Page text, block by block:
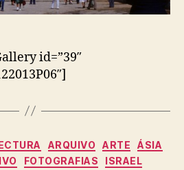
id=”39″
Categorias
ARQUIVO ARTE
ÁSIA
FOTOGRAFIAS
ISRAEL